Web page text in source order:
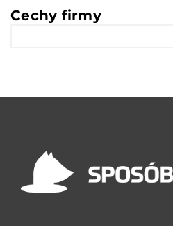
Cechy firmy